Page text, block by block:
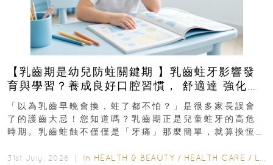
【乳齒期是幼兒防蛀關鍵期 】乳齒蛀牙影響發
育與學習？養成良好口腔習慣， 舒適達 強化琺
瑯質 兒童牙膏防護指南
「以為乳齒早晚會換，蛀了都不怕？」是很多家長誤會
了的護齒大忌！您知道嗎？乳齒期正是兒童蛀牙的高危
時期。乳齒蛀蝕不僅僅是「牙痛」那麼簡單，就算換恆
31st July, 2026 ｜ In HEALTH & BEAUTY / HEALTH CARE / LIFESTYLE